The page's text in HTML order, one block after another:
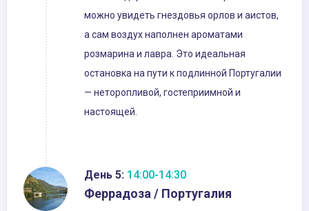
можно увидеть гнездовья орлов и аистов,
а сам воздух наполнен ароматами
розмарина и лавра. Это идеальная
остановка на пути к подлинной Португалии
— неторопливой, гостеприимной и
настоящей.
День 5: 14:00-14:30
Феррадоза / Португалия